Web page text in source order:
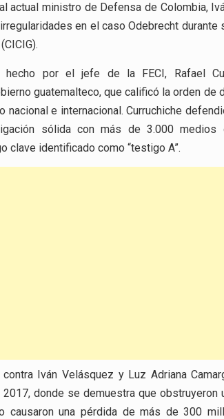
actual ministro de Defensa de Colombia,
en el caso Odebrecht
hecho por el jefe de la FECI, Rafael
guatemalteco, que calificó la orden de
nacional e internacional. Curruchiche
sólida con más de 3.000 medios
clave identificado como “testigo A”.
Iván Velásquez y Luz Adriana
donde se demuestra que obstruyeron
causaron una pérdida de más de 300